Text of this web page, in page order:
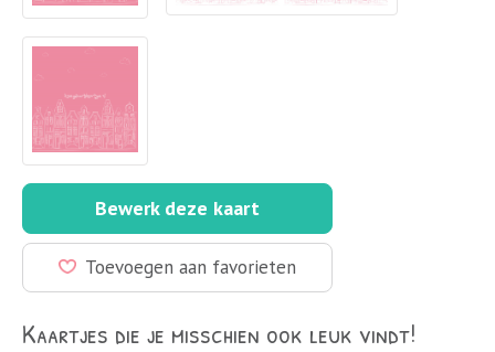
Bewerk deze kaart
Toevoegen aan favorieten
Kaartjes die je misschien ook leuk vindt!